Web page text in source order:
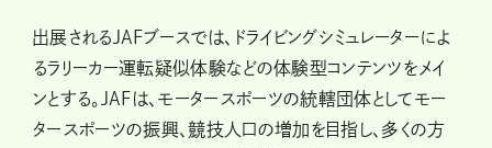
出展されるJAFブースでは、ドライビングシミュレーターによ
るラリーカー運転疑似体験などの体験型コンテンツをメイ
ンとする。JAFは、モータースポーツの統轄団体としてモー
タースポーツの振興、競技人口の増加を目指し、多くの方